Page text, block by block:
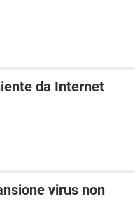
da Internet
virus non